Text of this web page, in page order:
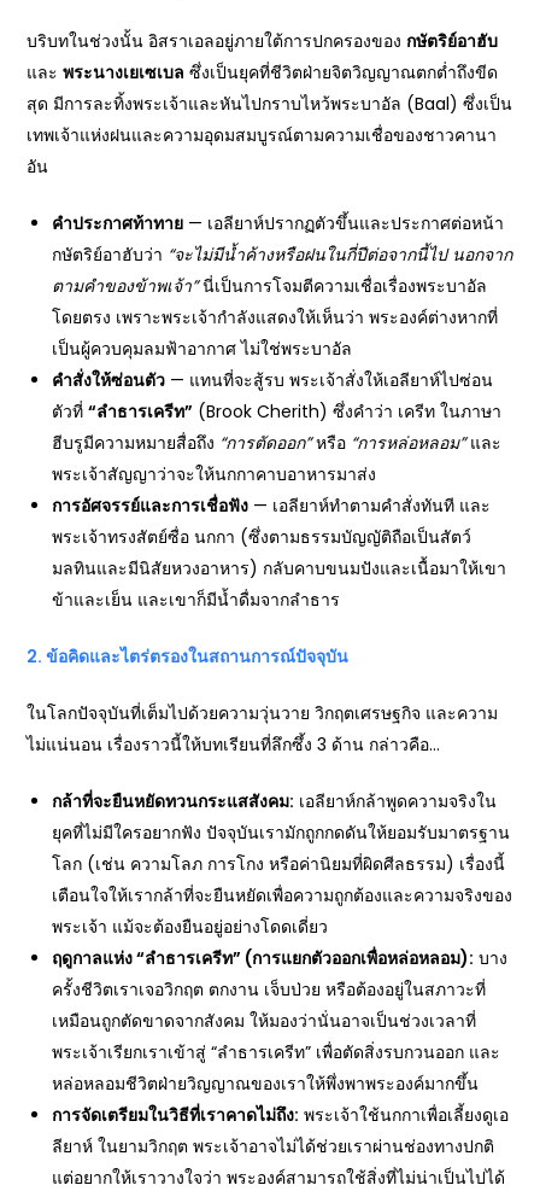
บริบทในช่วงนั้น อิสราเอลอยู่ภายใต้การปกครองของกษัตริย์อาฮับ
และพระนางเยเซเบล ซึ่งเป็นยุคที่ชีวิตฝ่ายจิตวิญญาณตกต่ำถึงขีด
สุด มีการละทิ้งพระเจ้าและหันไปกราบไหว้พระบาอัล (Baal) ซึ่งเป็น
เทพเจ้าแห่งฝนและความอุดมสมบูรณ์ตามความเชื่อของชาวคานา
อัน
คำประกาศท้าทาย — เอลียาห์ปรากฏตัวขึ้นและประกาศต่อหน้า
กษัตริย์อาฮับว่า “จะไม่มีน้ำค้างหรือฝนในกี่ปีต่อจากนี้ไป นอกจาก
ตามคำของข้าพเจ้า”นี่เป็นการโจมตีความเชื่อเรื่องพระบาอัล
โดยตรง เพราะพระเจ้ากำลังแสดงให้เห็นว่า พระองค์ต่างหากที่
เป็นผู้ควบคุมลมฟ้าอากาศ ไม่ใช่พระบาอัล
คำสั่งให้ซ่อนตัว — แทนที่จะสู้รบ พระเจ้าสั่งให้เอลียาห์ไปซ่อน
ตัวที่“ลำธารเครีท” (Brook Cherith) ซึ่งคำว่า เครีท ในภาษา
ฮีบรูมีความหมายสื่อถึง “การตัดออก”หรือ “การหล่อหลอม”และ
พระเจ้าสัญญาว่าจะให้นกกาคาบอาหารมาส่ง
การอัศจรรย์และการเชื่อฟัง — เอลียาห์ทำตามคำสั่งทันที และ
พระเจ้าทรงสัตย์ซื่อ นกกา (ซึ่งตามธรรมบัญญัติถือเป็นสัตว์
มลทินและมีนิสัยหวงอาหาร) กลับคาบขนมปังและเนื้อมาให้เขา
ข้าและเย็น และเขาก็มีน้ำดื่มจากลำธาร
2.ข้อคิดและไตร่ตรองในสถานการณ์ปัจจุบัน
ในโลกปัจจุบันที่เต็มไปด้วยความวุ่นวาย วิกฤตเศรษฐกิจ และความ
ไม่แน่นอน เรื่องราวนี้ให้บทเรียนที่ลึกซึ้ง 3 ด้าน กล่าวคือ…
กล้าที่จะยืนหยัดทวนกระแสสังคม: เอลียาห์กล้าพูดความจริงใน
ยุคที่ไม่มีใครอยากฟัง ปัจจุบันเรามักถูกกดดันให้ยอมรับมาตรฐาน
โลก (เช่น ความโลภ การโกง หรือค่านิยมที่ผิดศีลธรรม) เรื่องนี้
เตือนใจให้เรากล้าที่จะยืนหยัดเพื่อความถูกต้องและความจริงของ
พระเจ้า แม้จะต้องยืนอยู่อย่างโดดเดี่ยว
ฤดูกาลแห่ง “ลำธารเครีท” (การแยกตัวออกเพื่อหล่อหลอม): บาง
ครั้งชีวิตเราเจอวิกฤต ตกงาน เจ็บป่วย หรือต้องอยู่ในสภาวะที่
เหมือนถูกตัดขาดจากสังคม ให้มองว่านั่นอาจเป็นช่วงเวลาที่
พระเจ้าเรียกเราเข้าสู่ “ลำธารเครีท” เพื่อตัดสิ่งรบกวนออก และ
หล่อหลอมชีวิตฝ่ายวิญญาณของเราให้พึ่งพาพระองค์มากขึ้น
การจัดเตรียมในวิธีที่เราคาดไม่ถึง: พระเจ้าใช้นกกาเพื่อเลี้ยงดูเอ
ลียาห์ ในยามวิกฤต พระเจ้าอาจไม่ได้ช่วยเราผ่านช่องทางปกติ
แต่อยากให้เราวางใจว่า พระองค์สามารถใช้สิ่งที่ไม่น่าเป็นไปได้